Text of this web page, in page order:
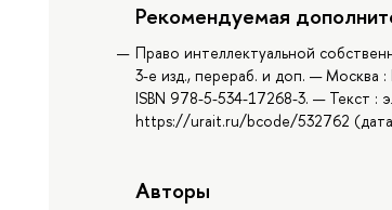
Рекомендуемая
Право интеллектуальной
3-е изд., перераб. и доп. — Москва
ISBN 978-5-534-17268-3. — Текст :
https://urait.ru/bcode/532762
Авторы